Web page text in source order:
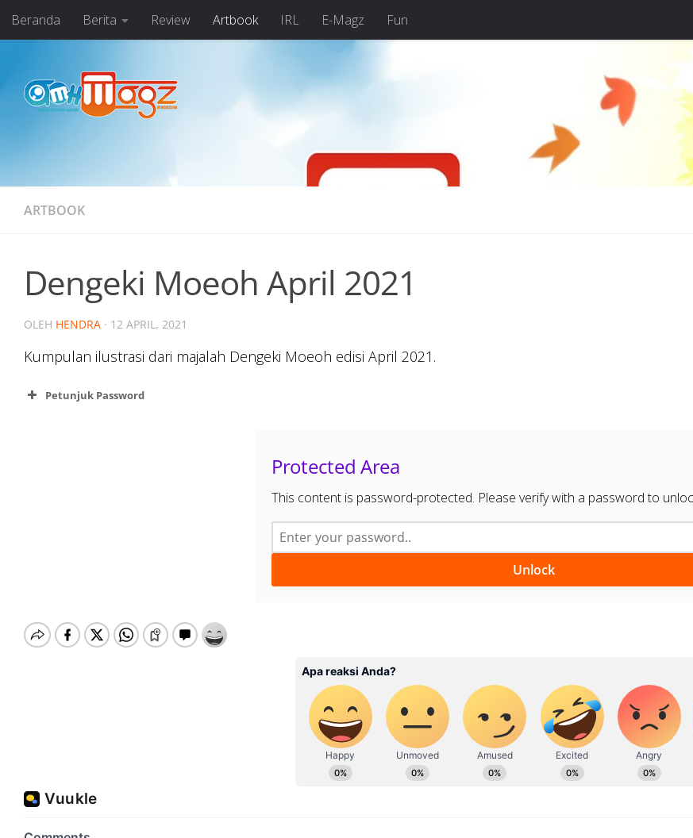
Skip to content
Beranda Berita Review Artbook IRL E-Magz Fun
ARTBOOK
Dengeki Moeoh April 2021
OLEH HENDRA · 12 APRIL, 2021
Kumpulan ilustrasi dari majalah Dengeki Moeoh edisi April 2021.
Petunjuk Password
Protected Area
This content is password-protected. Please verify with a password to
Unlock